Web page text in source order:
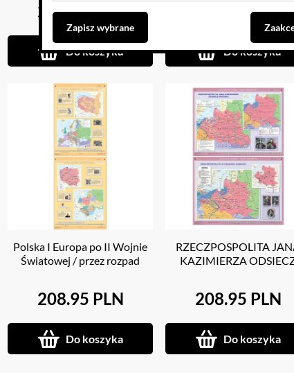
208.95 PLN
Do koszyka
208.95 PLN
Do koszyka
Polska I Europa po II Wojnie
Światowej / przez rozpad
208.95 PLN
Do koszyka
RZECZPOSPOLITA
KAZIMIERZA
208.95 PLN
Do koszyka
Zapisz wybrane